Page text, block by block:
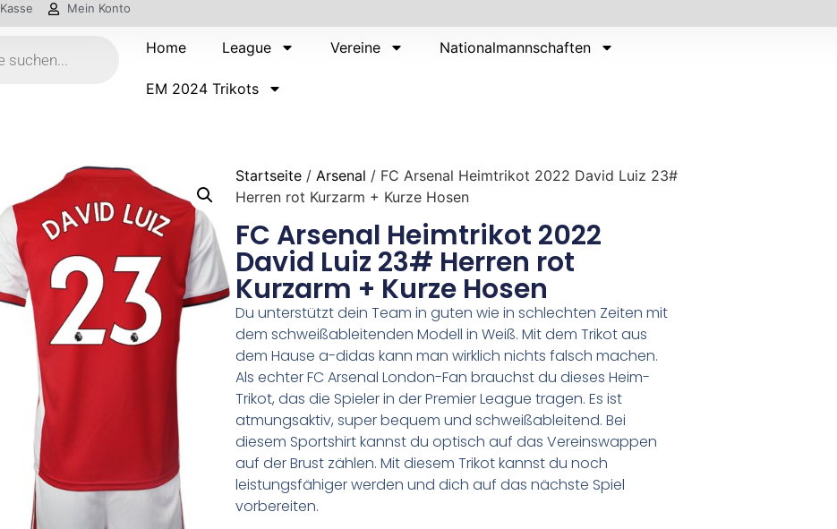
Kasse Mein Konto
Home League Vereine Nationalmannschaften
EM 2024 Trikots
Startseite / Arsenal / FC Arsenal Heimtrikot 2022 David Luiz 23#
Herren rot Kurzarm + Kurze Hosen
FC Arsenal Heimtrikot 2022
David Luiz 23# Herren rot
Kurzarm + Kurze Hosen
Du unterstützt dein Team in guten wie in schlechten Zeiten mit
dem schweißableitenden Modell in Weiß. Mit dem Trikot aus
dem Hause a-didas kann man wirklich nichts falsch machen.
Als echter FC Arsenal London-Fan brauchst du dieses Heim-
Trikot, das die Spieler in der Premier League tragen. Es ist
atmungsaktiv, super bequem und schweißableitend. Bei
diesem Sportshirt kannst du optisch auf das Vereinswappen
auf der Brust zählen. Mit diesem Trikot kannst du noch
leistungsfähiger werden und dich auf das nächste Spiel
vorbereiten.